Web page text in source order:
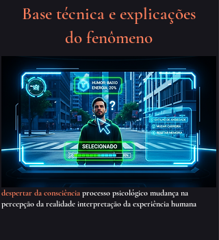
Base técnica e explicações
do fenômeno
despertar da consciência processo psicológico mudança na
percepção da realidade interpretação da experiência humana